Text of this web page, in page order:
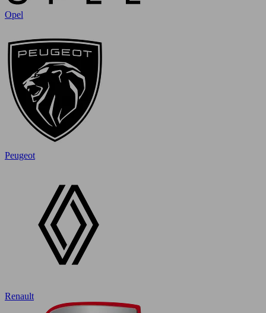
Opel
Peugeot
Renault